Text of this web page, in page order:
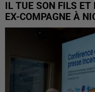
IL TUE SON FILS
EX-COMPAGNE À